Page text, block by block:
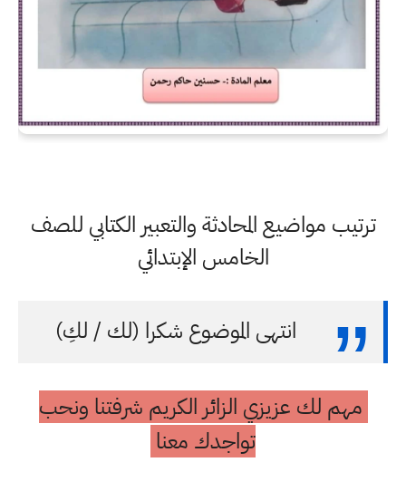
ترتيب مواضيع المحادثة والتعبير الكتابي للصف
الخامس الإبتدائي
انتهى الموضوع شكرا (لك / لكِ)
مهم لك عزيزي الزائر الكريم شرفتنا ونحب
تواجدك معنا